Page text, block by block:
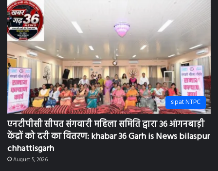
sipat NTPC
एनटीपीसी सीपत संगवारी महिला समिति द्वारा 36 आंगनबाड़ी
केंद्रों को दरी का वितरण: khabar 36 Garh is News bilaspur
chhattisgarh
August 5, 2026